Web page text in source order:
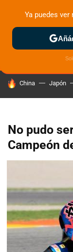
ZONA DE PRUEBAS
HOY SE HABLA DE
China Japón
No pudo
Campeón
Ya puedes